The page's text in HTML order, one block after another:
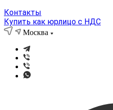
Контакты
Купить как юрлицо с НДС
Москва